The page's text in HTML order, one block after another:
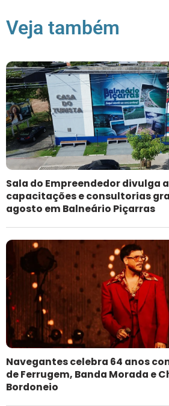
Veja também
Sala do Empreendedor divulga
capacitações e consultorias
agosto em Balneário Piçarras
Navegantes celebra 64 anos
de Ferrugem, Banda Morada e
Bordoneio